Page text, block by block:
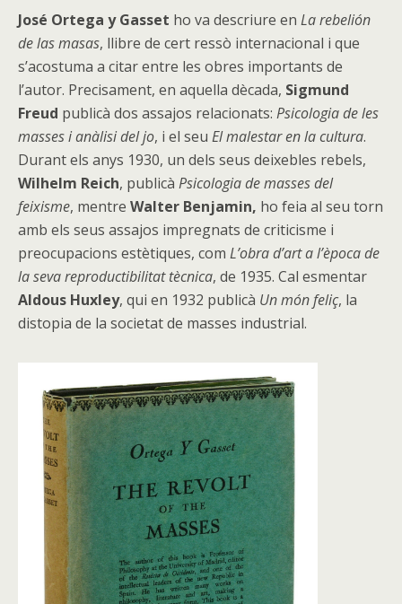
José Ortega y Gasset ho va descriure en La rebelión
de las masas, llibre de cert ressò internacional i que
s’acostuma a citar entre les obres importants de
l’autor. Precisament, en aquella dècada, Sigmund
Freud publicà dos assajos relacionats: Psicologia de les
masses i anàlisi del jo, i el seu El malestar en la cultura.
Durant els anys 1930, un dels seus deixebles rebels,
Wilhelm Reich, publicà Psicologia de masses del
feixisme, mentre Walter Benjamin, ho feia al seu torn
amb els seus assajos impregnats de criticisme i
preocupacions estètiques, com L’obra d’art a l’època de
la seva reproductibilitat tècnica, de 1935. Cal esmentar
Aldous Huxley, qui en 1932 publicà Un món feliç, la
distopia de la societat de masses industrial.